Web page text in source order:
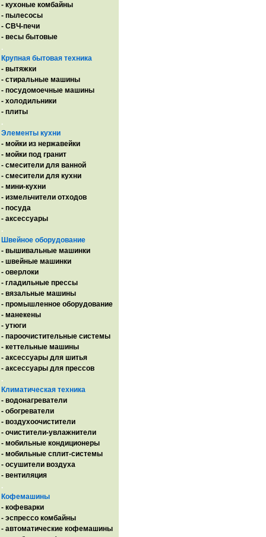
- кухоные комбайны
- пылесосы
- СВЧ-печи
- весы бытовые
.
Крупная бытовая техника
- вытяжки
- стиральные машины
- посудомоечные машины
- холодильники
- плиты
.
Элементы кухни
- мойки из нержавейки
- мойки под гранит
- смесители для ванной
- смесители для кухни
- мини-кухни
- измельчители отходов
- посуда
- аксессуары
.
Швейное оборудование
- вышивальные машинки
- швейные машинки
- оверлоки
- гладильные прессы
- вязальные машины
- промышленное оборудование
- манекены
- утюги
- пароочистительные системы
- кеттельные машины
- аксессуары для шитья
- аксессуары для прессов
.
Климатическая техника
- водонагреватели
- обогреватели
- воздухоочистители
- очистители-увлажнители
- мобильные кондиционеры
- мобильные сплит-системы
- осушители воздуха
- вентиляция
.
Кофемашины
- кофеварки
- эспрессо комбайны
- автоматические кофемашины